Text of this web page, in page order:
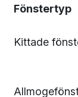
Fönstertyp
Kittade